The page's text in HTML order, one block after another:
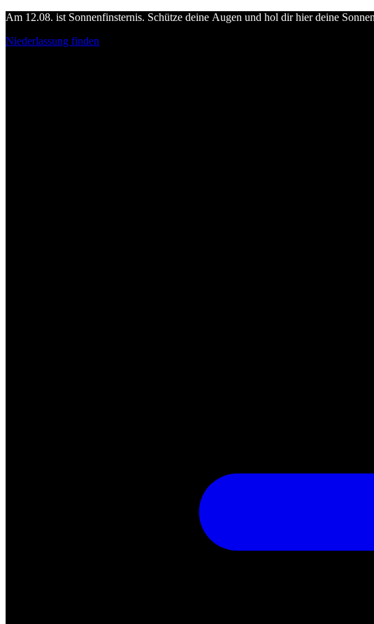
Am 12.08. ist Sonnenfinsternis. Schütze deine Augen und hol dir hier deine
Niederlassung finden